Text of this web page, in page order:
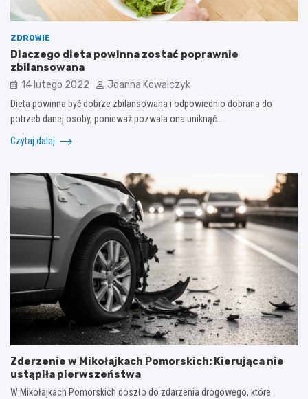
ZDROWIE
Dlaczego dieta powinna zostać poprawnie
zbilansowana
14 lutego 2022 Joanna Kowalczyk
Dieta powinna być dobrze zbilansowana i odpowiednio dobrana do
potrzeb danej osoby, ponieważ pozwala ona uniknąć…
Czytaj dalej
Zderzenie w Mikołajkach Pomorskich: Kierująca nie
ustąpiła pierwszeństwa
W Mikołajkach Pomorskich doszło do zdarzenia drogowego, które